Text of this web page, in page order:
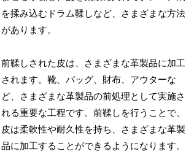
を揉み込むドラム鞣しなど、さまざまな方法
があります。
前鞣しされた皮は、さまざまな革製品に加工
されます。靴、バッグ、財布、アウターな
ど、さまざまな革製品の前処理として実施さ
れる重要な工程です。前鞣しを行うことで、
皮は柔軟性や耐久性を持ち、さまざまな革製
品に加工することができるようになります。